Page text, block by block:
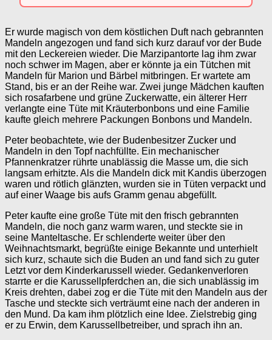
Er wurde magisch von dem köstlichen Duft nach gebrannten
Mandeln angezogen und fand sich kurz darauf vor der Bude
mit den Leckereien wieder. Die Marzipantorte lag ihm zwar
noch schwer im Magen, aber er könnte ja ein Tütchen mit
Mandeln für Marion und Bärbel mitbringen. Er wartete am
Stand, bis er an der Reihe war. Zwei junge Mädchen kauften
sich rosafarbene und grüne Zuckerwatte, ein älterer Herr
verlangte eine Tüte mit Kräuterbonbons und eine Familie
kaufte gleich mehrere Packungen Bonbons und Mandeln.
Peter beobachtete, wie der Budenbesitzer Zucker und
Mandeln in den Topf nachfüllte. Ein mechanischer
Pfannenkratzer rührte unablässig die Masse um, die sich
langsam erhitzte. Als die Mandeln dick mit Kandis überzogen
waren und rötlich glänzten, wurden sie in Tüten verpackt und
auf einer Waage bis aufs Gramm genau abgefüllt.
Peter kaufte eine große Tüte mit den frisch gebrannten
Mandeln, die noch ganz warm waren, und steckte sie in
seine Manteltasche. Er schlenderte weiter über den
Weihnachtsmarkt, begrüßte einige Bekannte und unterhielt
sich kurz, schaute sich die Buden an und fand sich zu guter
Letzt vor dem Kinderkarussell wieder. Gedankenverloren
starrte er die Karussellpferdchen an, die sich unablässig im
Kreis drehten, dabei zog er die Tüte mit den Mandeln aus der
Tasche und steckte sich verträumt eine nach der anderen in
den Mund. Da kam ihm plötzlich eine Idee. Zielstrebig ging
er zu Erwin, dem Karussellbetreiber, und sprach ihn an.